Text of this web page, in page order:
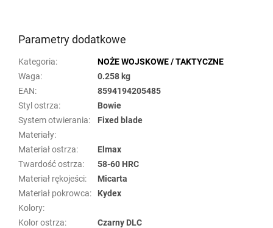
Parametry dodatkowe
Kategoria:
NOŻE WOJSKOWE / TAKTYCZNE
Waga:
0.258 kg
EAN:
8594194205485
Styl ostrza:
Bowie
System otwierania:
Fixed blade
Materiały:
Materiał ostrza:
Elmax
Twardość ostrza:
58-60 HRC
Materiał rękojeści:
Micarta
Materiał pokrowca:
Kydex
Kolory:
Kolor ostrza:
Czarny DLC